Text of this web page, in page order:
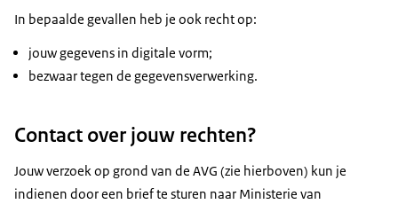
In bepaalde gevallen heb je ook recht op:
jouw gegevens in digitale vorm;
bezwaar tegen de gegevensverwerking.
Contact over jouw rechten?
Jouw verzoek op grond van de AVG (zie hierboven) kun je
indienen door een brief te sturen naar Ministerie van